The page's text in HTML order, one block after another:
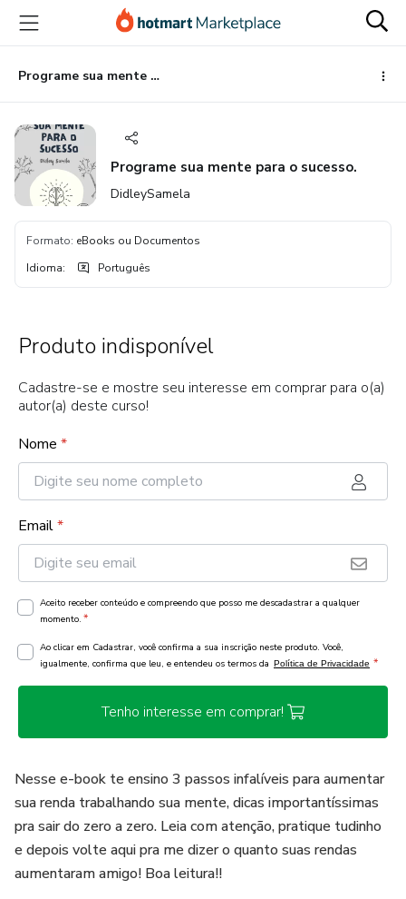
para
conteúdo
principal
para
pagamento
para
rodapé
Programe sua mente para o sucesso.
Programe sua mente para o sucesso.
DidleySamela
Formato: eBooks ou Documentos
Idioma: Português
Produto indisponível
Cadastre-se e mostre seu interesse em comprar para o(a)
autor(a) deste curso!
Nome *
Email*
Aceito receber conteúdo e compreendo que posso me descadastrar a qualquer
momento. *
Ao clicar em Cadastrar, você confirma a sua inscrição neste produto. Você,
igualmente, confirma que leu, e entendeu os termos da Política de Privacidade *
Tenho interesse em comprar!
Nesse e-book te ensino 3 passos infalíveis para aumentar
sua renda trabalhando sua mente, dicas importantíssimas
pra sair do zero a zero. Leia com atenção, pratique tudinho
e depois volte aqui pra me dizer o quanto suas rendas
aumentaram amigo! Boa leitura!!